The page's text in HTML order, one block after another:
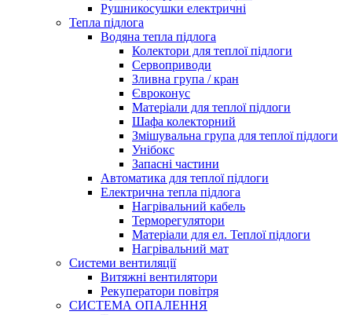
Рушникосушки електричні
Тепла підлога
Водяна тепла підлога
Колектори для теплої підлоги
Сервоприводи
Зливна група / кран
Євроконус
Матеріали для теплої підлоги
Шафа колекторний
Змішувальна група для теплої підлоги
Унібокс
Запасні частини
Автоматика для теплої підлоги
Електрична тепла підлога
Нагрівальний кабель
Терморегулятори
Матеріали для ел. Теплої підлоги
Нагрівальний мат
Системи вентиляції
Витяжні вентилятори
Рекуператори повітря
СИСТЕМА ОПАЛЕННЯ